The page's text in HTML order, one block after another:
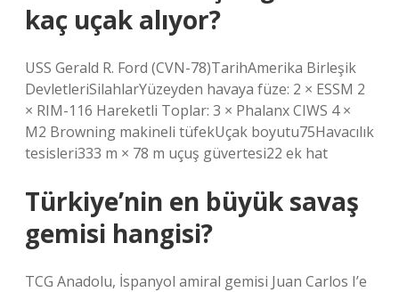
kaç uçak alıyor?
USS Gerald R. Ford (CVN-78)TarihAmerika Birleşik
DevletleriSilahlarYüzeyden havaya füze: 2 × ESSM 2
× RIM-116 Hareketli Toplar: 3 × Phalanx CIWS 4 ×
M2 Browning makineli tüfekUçak boyutu75Havacılık
tesisleri333 m × 78 m uçuş güvertesi22 ek hat
Türkiye’nin en büyük savaş
gemisi hangisi?
TCG Anadolu, İspanyol amiral gemisi Juan Carlos I’e